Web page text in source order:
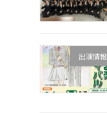
出演情報